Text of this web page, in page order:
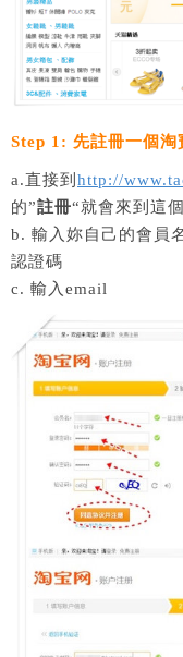
Step 1: 先註冊一個淘
a.直接到 http://
的”註冊“就會來到這
b. 輸入妳自己的會員
認證碼
c. 輸入email